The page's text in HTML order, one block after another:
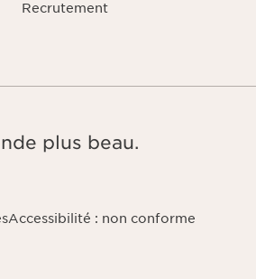
Recrutement
plus beau.
Accessibilité : non conforme